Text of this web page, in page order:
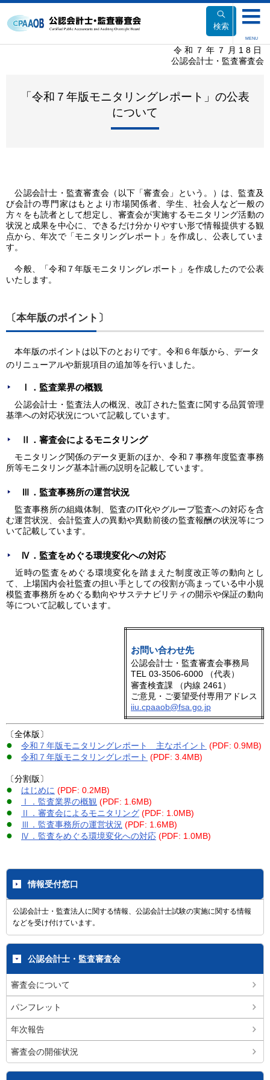
文
検索
MENU
令和７年７月18日
公認会計士・監査審査会
「令和７年版モニタリングレポート」の公表
について
公認会計⼠・監査審査会（以下「審査会」という。）は、監査及
び会計の専⾨家はもとより市場関係者、学⽣、社会⼈など⼀般の
方々をも読者として想定し、審査会が実施するモニタリング活動の
状況と成果を中⼼に、できるだけ分かりやすい形で情報提供する観
点から、年次で「モニタリングレポート」を作成し、公表していま
す。
今般、「令和７年版モニタリングレポート」を作成したので公表
いたします。
〔本年版のポイント〕
本年版のポイントは以下のとおりです。令和６年版から、データ
のリニューアルや新規項目の追加等を行いました。
Ⅰ．監査業界の概観
公認会計⼠・監査法人の概況、改訂された監査に関する品質管理
基準への対応状況について記載しています。
Ⅱ．審査会によるモニタリング
モニタリング関係のデータ更新のほか、令和７事務年度監査事務
所等モニタリング基本計画の説明を記載しています。
Ⅲ．監査事務所の運営状況
監査事務所の組織体制、監査のIT化やグループ監査への対応を含
む運営状況、会計監査人の異動や異動前後の監査報酬の状況等につ
いて記載しています。
Ⅳ．監査をめぐる環境変化への対応
近時の監査をめぐる環境変化を踏まえた制度改正等の動向とし
て、上場国内会社監査の担い手としての役割が高まっている中小規
模監査事務所をめぐる動向やサステナビリティの開示や保証の動向
等について記載しています。
お問い合わせ先
公認会計士・監査審査会事務局
TEL 03-3506-6000 （代表）
審査検査課 （内線 2461）
ご意見・ご要望受付専用アドレス
iiu.cpaaob@fsa.go.jp
〔全体版〕
● 令和７年版モニタリングレポート＿主なポイント (PDF: 0.9MB)
● 令和７年版モニタリングレポート (PDF: 3.4MB)
〔分割版〕
● はじめに (PDF: 0.2MB)
● Ⅰ．監査業界の概観 (PDF: 1.6MB)
● Ⅱ．審査会によるモニタリング (PDF: 1.0MB)
● Ⅲ．監査事務所の運営状況 (PDF: 1.6MB)
● Ⅳ．監査をめぐる環境変化への対応 (PDF: 1.0MB)
情報受付窓口
公認会計士・監査法人に関する情報、公認会計士試験の実施に関する情報
などを受け付けています。
公認会計士・監査審査会
審査会について
パンフレット
年次報告
審査会の開催状況